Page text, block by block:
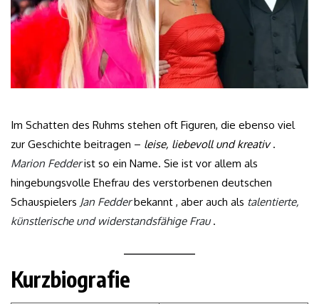
Im Schatten des Ruhms stehen oft Figuren, die ebenso viel
zur Geschichte beitragen – leise, liebevoll und kreativ.
Marion Fedderist so ein Name. Sie ist vor allem als
hingebungsvolle Ehefrau des verstorbenen deutschen
Schauspielers Jan Fedderbekannt , aber auch als talentierte,
künstlerische und widerstandsfähige Frau.
Kurzbiografie